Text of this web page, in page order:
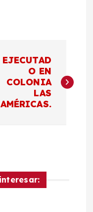
EJECUTAD
O EN
COLONIA
LAS
AMÉRICAS.